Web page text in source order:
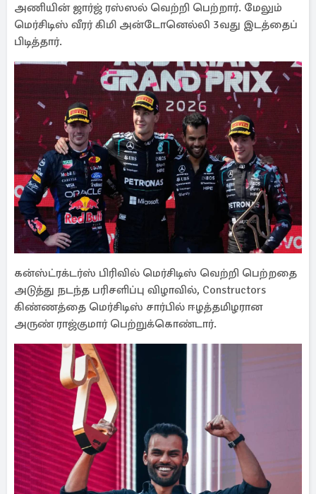
அணியின் ஜார்ஜ் ரஸ்ஸல் வெற்றி பெற்றார். மேலும்
மெர்சிடிஸ் வீரர் கிமி அன்டோனெல்லி 3வது இடத்தைப்
பிடித்தார்.
கன்ஸ்ட்ரக்டர்ஸ் பிரிவில் மெர்சிடிஸ் வெற்றி பெற்றதை
அடுத்து நடந்த பரிசளிப்பு விழாவில், Constructors
கிண்ணத்தை மெர்சிடிஸ் சார்பில் ஈழத்தமிழரான
அருண் ராஜ்குமார் பெற்றுக்கொண்டார்.